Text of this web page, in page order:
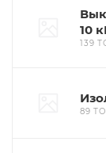
10
139
89